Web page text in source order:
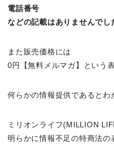
電話番号
などの記載はありませんでし
また販売価格には
0円【無料メルマガ】という
何らかの情報提供であるとわ
ミリオンライフ(MILLION
明らかに情報不足の特商法の